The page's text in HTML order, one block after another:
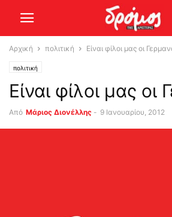
Αρχική πολιτική Είναι φίλοι μας οι
πολιτική
Είναι φίλοι μας οι
Από Μάριος Διονέλλης - 9 Ιανουαρίου, 2012